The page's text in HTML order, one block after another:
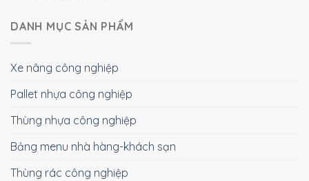
DANH MỤC SẢN PHẨM
Xe nâng công nghiệp
Pallet nhựa công nghiệp
Thùng nhựa công nghiệp
Bảng menu nhà hàng-khách sạn
Thùng rác công nghiệp